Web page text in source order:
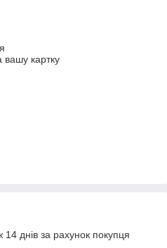
вашу картку
днів за рахунок покупця